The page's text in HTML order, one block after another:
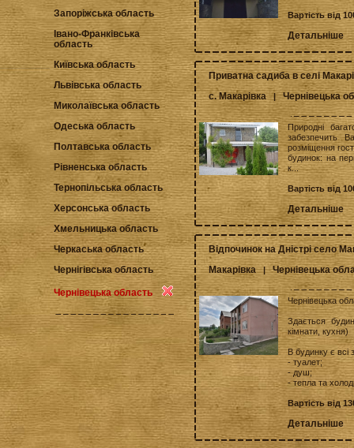
Запоріжська область
Івано-Франківська
область
Київська область
Львівська область
Миколаївська область
Одеська область
Полтавська область
Рівненська область
Тернопільська область
Херсонська область
Хмельницька область
Черкаська область
Чернігівська область
Чернівецька область
Вартість від
Детальніше
Приватна садиба в селі
с. Макарівка |Чернівецька
Природні
забезпечить
розміщення
будинок: на
к...
Вартість від
Детальніше
Відпочинок на Дністрі село
Макарівка |Чернівецька
Чернівецька
Здається
кімнати, кухня)
В будинку є всі
- туалет;
- душ;
- тепла та
Вартість від
Детальніше